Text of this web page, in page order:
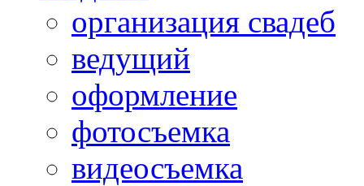
организация свадеб
ведущий
оформление
фотосъемка
видеосъемка